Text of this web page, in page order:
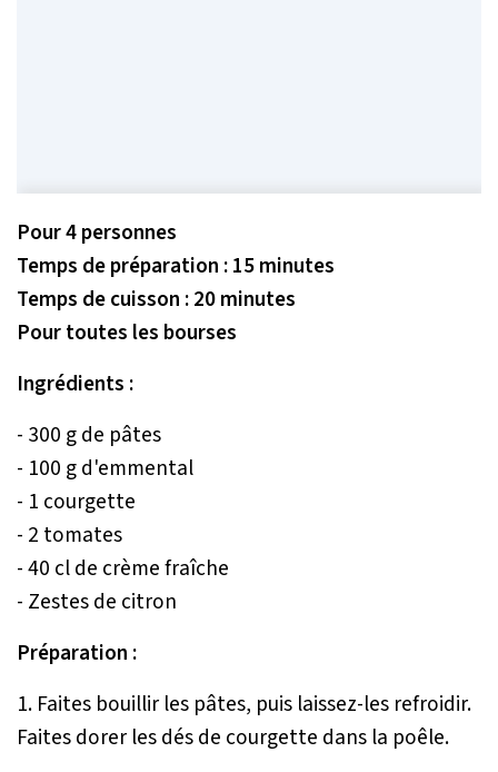
Pour 4 personnes
Temps de préparation : 15 minutes
Temps de cuisson : 20 minutes
Pour toutes les bourses
Ingrédients :
- 300 g de pâtes
- 100 g d'emmental
- 1 courgette
- 2 tomates
- 40 cl de crème fraîche
- Zestes de citron
Préparation :
1. Faites bouillir les pâtes, puis laissez-les refroidir.
Faites dorer les dés de courgette dans la poêle.